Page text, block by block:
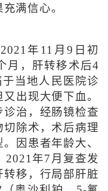
满信心。
年11月9日初
月，肝转移术后4
当地人民医院诊
出现大便下血。
治，经肠镜检查
除术，术后病理
因患者年龄大、
2021年7月复查发
移，行局部肝脏